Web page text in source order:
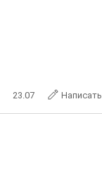
23.07 Написать